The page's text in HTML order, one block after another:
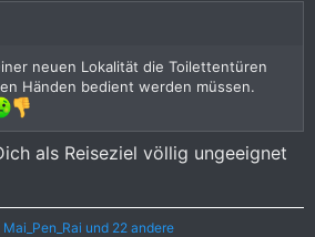
neuen Lokalität die Toilettentüren
Händen bedient werden müssen.
als Reiseziel völlig ungeeignet
Mai_Pen_Rai und 22 andere